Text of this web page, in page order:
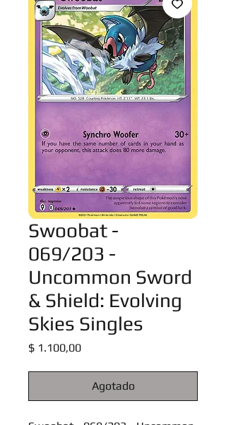
Swoobat -
069/203 -
Uncommon Sword
& Shield: Evolving
Skies Singles
$ 1.100,00Precio
Agotado